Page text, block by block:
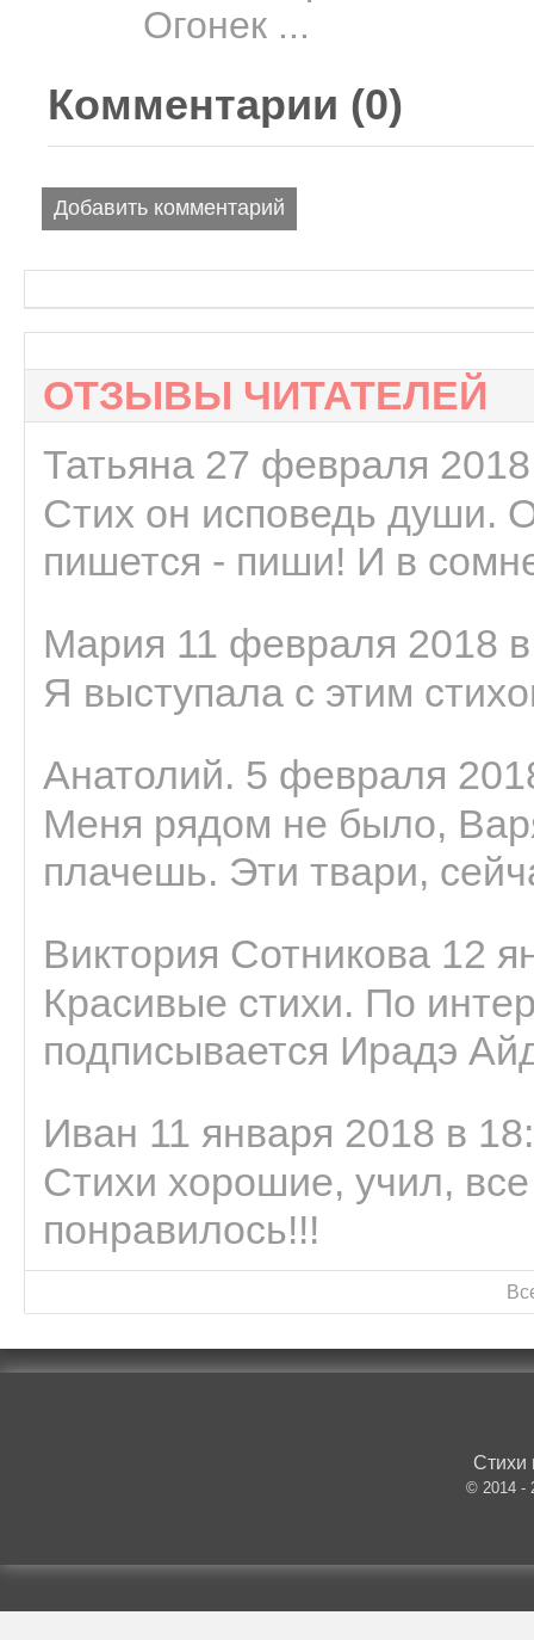
Огонек ...
Комментарии (0)
Добавить комментарий
ОТЗЫВЫ ЧИТАТЕЛЕЙ
Татьяна 27 февраля
Стих он исповедь души.
пишется - пиши! И в
Мария 11 февраля 2018
Я выступала с этим
Анатолий. 5 февраля
Меня рядом не было,
плачешь. Эти твари,
Виктория Сотникова 12
Красивые стихи. По
подписывается Ирадэ
Иван 11 января 2018 в
Стихи хорошие, учил,
понравилось!!!
Стихи
© 2014 -